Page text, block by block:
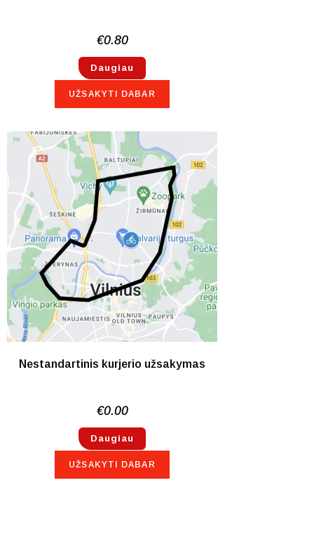
NETURIME
€0.80
Daugiau
UŽSAKYTI DABAR
Nestandartinis kurjerio užsakymas
€0.00
Daugiau
UŽSAKYTI DABAR